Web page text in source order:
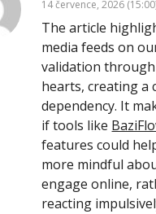
14 července, 2026
The article
media feeds on
validation
hearts, creating a
dependency. It
if tools like
features could
more mindful
engage online,
reacting